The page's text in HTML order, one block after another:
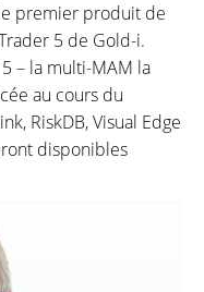
premier produit de
5 de Gold-i.
– la multi-MAM la
au cours du
RiskDB, Visual Edge
disponibles